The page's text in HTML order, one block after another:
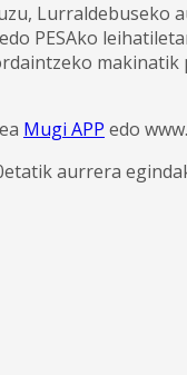
Lurraldebuseko
PESAko
Mugi APP edo
aurrera